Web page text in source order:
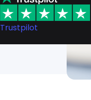
Trustpilot